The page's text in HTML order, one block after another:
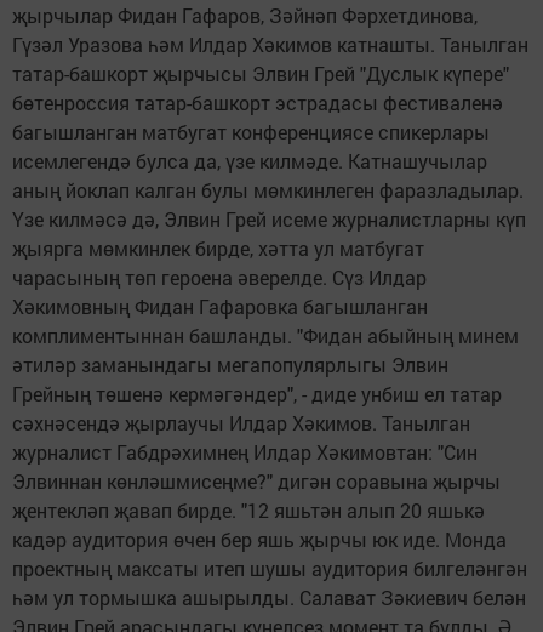
җырчылар Фидан Гафаров, Зәйнәп Фәрхетдинова,
Гүзәл Уразова һәм Илдар Хәкимов катнашты. Танылган
татар-башкорт җырчысы Элвин Грей "Дуслык күпере"
бөтенроссия татар-башкорт эстрадасы фестиваленә
багышланган матбугат конференциясе спикерлары
исемлегендә булса да, үзе килмәде. Катнашучылар
аның йоклап калган булы мөмкинлеген фаразладылар.
Үзе килмәсә дә, Элвин Грей исеме журналистларны күп
җыярга мөмкинлек бирде, хәтта ул матбугат
чарасының төп героена әверелде. Сүз Илдар
Хәкимовның Фидан Гафаровка багышланган
комплиментыннан башланды. "Фидан абыйның минем
әтиләр заманындагы мегапопулярлыгы Элвин
Грейның төшенә кермәгәндер", - диде унбиш ел татар
сәхнәсендә җырлаучы Илдар Хәкимов. Танылган
журналист Габдрәхимнең Илдар Хәкимовтан: "Син
Элвиннан көнләшмисеңме?" дигән соравына җырчы
җентекләп җавап бирде. "12 яшьтән алып 20 яшькә
кадәр аудитория өчен бер яшь җырчы юк иде. Монда
проектның максаты итеп шушы аудитория билгеләнгән
һәм ул тормышка ашырылды. Салават Зәкиевич белән
Элвин Грей арасындагы күңелсез момент та булды. Ә